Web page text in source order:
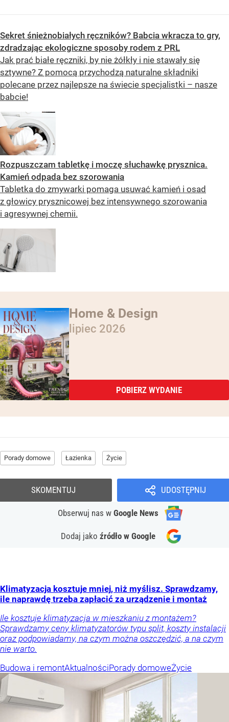
Sekret śnieżnobiałych ręczników? Babcia wkracza to gry,
zdradzając ekologiczne sposoby rodem z PRL
Jak prać białe ręczniki, by nie żółkły i nie stawały się
sztywne? Z pomocą przychodzą naturalne składniki
polecane przez najlepsze na świecie specjalistki – nasze
babcie!
Rozpuszczam tabletkę i moczę słuchawkę prysznica.
Kamień odpada bez szorowania
Tabletka do zmywarki pomaga usuwać kamień i osad
z głowicy prysznicowej bez intensywnego szorowania
i agresywnej chemii.
Home & Design
lipiec 2026
POBIERZ WYDANIE
Porady domowe Łazienka Życie
UDOSTĘPNIJ
Obserwuj nas w Google News
Dodaj jako źródło w Google
SKOMENTUJ
Klimatyzacja kosztuje mniej, niż myślisz. Sprawdzamy,
ile naprawdę trzeba zapłacić za urządzenie i montaż
Ile kosztuje klimatyzacja w mieszkaniu z montażem?
Sprawdzamy ceny klimatyzatorów typu split, koszty instalacji
oraz podpowiadamy, na czym można oszczędzić, a na czym
nie warto.
Budowa i remontAktualnościPorady domoweŻycie